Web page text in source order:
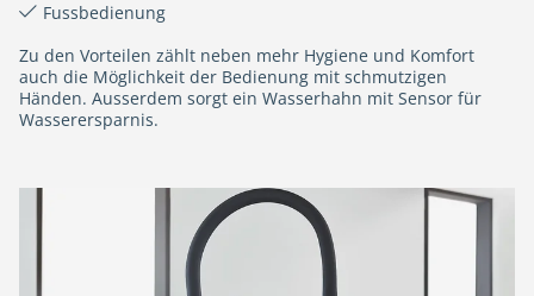
Fussbedienung
Zu den Vorteilen zählt neben mehr Hygiene und Komfort
auch die Möglichkeit der Bedienung mit schmutzigen
Händen. Ausserdem sorgt ein Wasserhahn mit Sensor für
Wasserersparnis.